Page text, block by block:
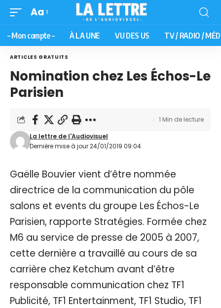
Aa
– Mon compte – À LA UNE VU DES US TV / RADIO /
ARTICLES GRATUITS
Nomination chez Les Échos-Le
Parisien
Dernière mise à jour 24/01/2019 09:04
La lettre de l'Audiovisuel
1 Min de lecture
Gaëlle Bouvier vient d’être nommée
directrice de la communication du pôle
salons et events du groupe Les Échos-Le
Parisien, rapporte Stratégies. Formée chez
M6 au service de presse de 2005 à 2007,
cette dernière a travaillé au cours de sa
carrière chez Ketchum avant d’être
responsable communication chez TF1
Publicité, TF1 Entertainment, TF1 Studio, TF1